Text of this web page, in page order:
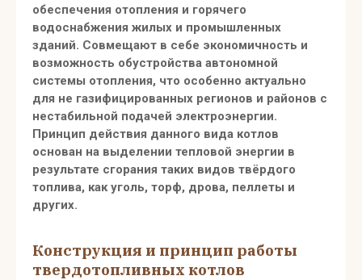
обеспечения отопления и горячего
водоснабжения жилых и промышленных
зданий. Совмещают в себе экономичность и
возможность обустройства автономной
системы отопления, что особенно актуально
для не газифицированных регионов и районов с
нестабильной подачей электроэнергии.
Принцип действия данного вида котлов
основан на выделении тепловой энергии в
результате сгорания таких видов твёрдого
топлива, как уголь, торф, дрова, пеллеты и
других.
Конструкция и принцип работы
твердотопливных котлов